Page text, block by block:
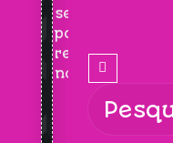
se
para
receber
novidades!